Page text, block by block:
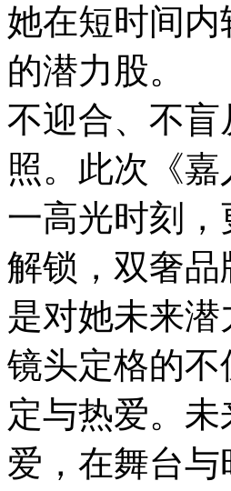
她在短时间
的潜力股。
不迎合、不
照。此次《
一高光时刻
解锁，双奢
是对她未来潜
镜头定格的
定与热爱。
爱，在舞台